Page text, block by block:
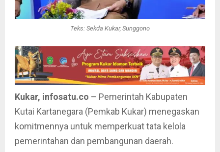
Teks: Sekda Kukar, Sunggono
Kukar, infosatu.co – Pemerintah Kabupaten
Kutai Kartanegara (Pemkab Kukar) menegaskan
komitmennya untuk memperkuat tata kelola
pemerintahan dan pembangunan daerah.